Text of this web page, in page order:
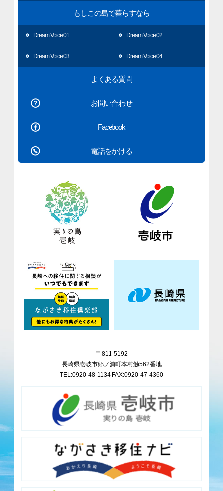
もしこの島で暮らすなら
Dream Voice.01 Dream Voice.02
Dream Voice.03 Dream Voice.04
よくある質問
お問い合わせ
Facebook
電話をかける
〒811-5192
長崎県壱岐市郷ノ浦町本村触562番地
TEL:0920-48-1134 FAX:0920-47-4360